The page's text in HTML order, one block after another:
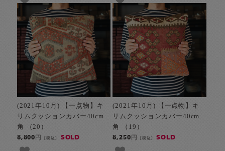
(2021年10月) 【一点物】キ
リムクッションカバー40cm
角 （20）
8,800円[税込] SOLD
(2021年10月) 【一点物】キ
リムクッションカバー40cm
角 （19）
8,250円 [税込] SOLD